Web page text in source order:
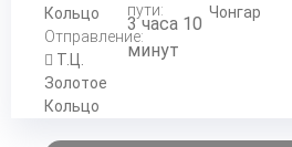
Кольцо
Отправление:
Т.Ц.
Золотое
Кольцо
пути:
3 часа 10
минут
Чонгар